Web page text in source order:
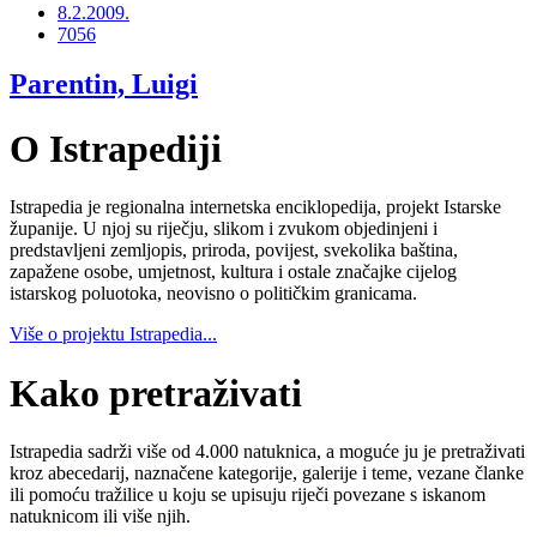
8.2.2009.
7056
Parentin, Luigi
O Istrapediji
Istrapedia je regionalna internetska enciklopedija, projekt Istarske
županije. U njoj su riječju, slikom i zvukom objedinjeni i
predstavljeni zemljopis, priroda, povijest, svekolika baština,
zapažene osobe, umjetnost, kultura i ostale značajke cijelog
istarskog poluotoka, neovisno o političkim granicama.
Više o projektu Istrapedia...
Kako pretraživati
Istrapedia sadrži više od 4.000 natuknica, a moguće ju je pretraživati
kroz abecedarij, naznačene kategorije, galerije i teme, vezane članke
ili pomoću tražilice u koju se upisuju riječi povezane s iskanom
natuknicom ili više njih.